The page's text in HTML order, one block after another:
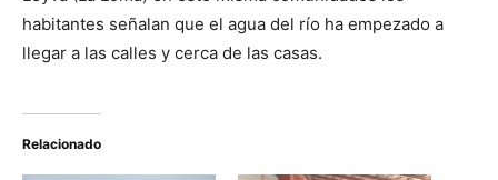
habitantes señalan que el agua del río ha empezado a
llegar a las calles y cerca de las casas.
Relacionado